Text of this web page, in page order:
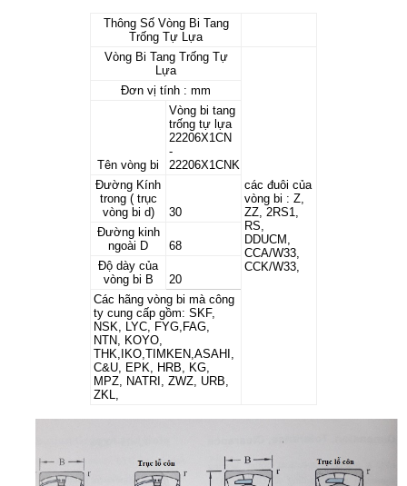
Thông Số Vòng Bi Tang
Trống Tự Lựa
Vòng Bi Tang Trống Tự
Lựa
các đuôi của
vòng bi : Z,
ZZ, 2RS1,
RS,
DDUCM,
CCA/W33,
CCK/W33,
Đơn vị tính : mm
Tên vòng bi
Vòng bi tang
trống tự lựa
22206X1CN
-
22206X1CNK
Đường Kính
trong ( trục
vòng bi d)
30
Đường kinh
ngoài D
68
Độ dày của
vòng bi B
20
Các hãng vòng bi mà công
ty cung cấp gồm: SKF,
NSK, LYC, FYG,FAG,
NTN, KOYO,
THK,IKO,TIMKEN,ASAHI,
C&U, EPK, HRB, KG,
MPZ, NATRI, ZWZ, URB,
ZKL,